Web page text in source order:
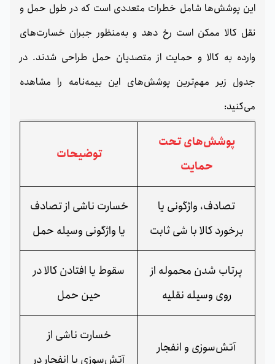
این پوشش‌ها شامل خطرات متعددی است که در طول حمل‌ و
نقل کالا ممکن است رخ دهد و به‌منظور جبران خسارت‌های
وارده به کالا و حمایت از متصدیان حمل طراحی شدند. در
جدول زیر مهم‌ترین پوشش‌های این بیمه‌نامه را مشاهده
می‌کنید:
پوشش‌های تحت
حمایت
توضیحات
تصادف، واژگونی یا
برخورد کالا با شی ثابت
خسارت ناشی از تصادف
یا واژگونی وسیله حمل
پرتاب شدن محموله از
روی وسیله نقلیه
سقوط یا افتادن کالا در
حین حمل
آتش‌سوزی و انفجار
خسارت ناشی از
آتش‌سوزی یا انفجار در